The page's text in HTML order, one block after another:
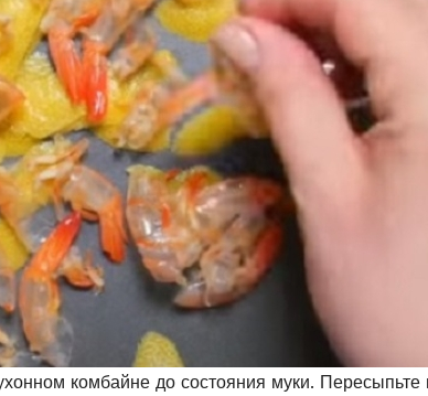
комбайне до состояния муки. Пересыпьте